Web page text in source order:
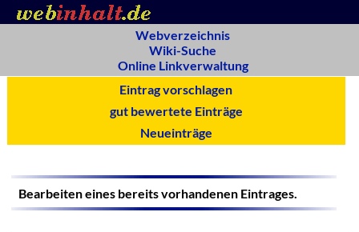
Webverzeichnis
Wiki-Suche
Online Linkverwaltung
Eintrag vorschlagen
gut bewertete Einträge
Neueinträge
Bearbeiten eines bereits vorhandenen Eintrages.